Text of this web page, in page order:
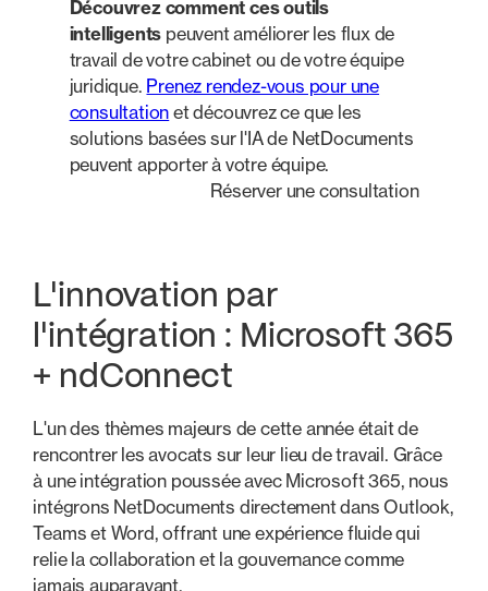
Découvrez comment ces outils
intelligents peuvent améliorer les flux de
travail de votre cabinet ou de votre équipe
juridique. Prenez rendez-vous pour une
consultation et découvrez ce que les
solutions basées sur l'IA de NetDocuments
peuvent apporter à votre équipe.
Réserver une consultation
L'innovation par
l'intégration : Microsoft 365
+ ndConnect
L'un des thèmes majeurs de cette année était de
rencontrer les avocats sur leur lieu de travail. Grâce
à une intégration poussée avec Microsoft 365, nous
intégrons NetDocuments directement dans Outlook,
Teams et Word, offrant une expérience fluide qui
relie la collaboration et la gouvernance comme
jamais auparavant.